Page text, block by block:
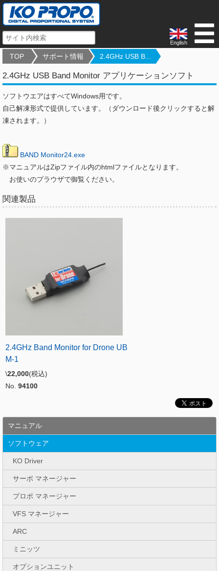
English
TOP サポート情報 2.4GHz USB B...
2.4GHz USB Band Monitor アプリケーションソフト
ソフトウエアはすべてWindows用です。
自己解凍形式で提供しています。（ダウンロード後クリックすると解
凍されます。）
BAND Monitor24.exe
※マニュアルはZipファイル内のhtmlファイルとなります。
お使いのプラウザで御覧ください。
関連製品
2.4GHz Band Monitor for Drone UB
M-1
\22,000(税込)
No. 94100
マニュアル
ソフトウェア
KO Driver
サーボ マネージャー
プロポ マネージャー
VFS マネージャー
ARC
ミニッツ
オプションユニット